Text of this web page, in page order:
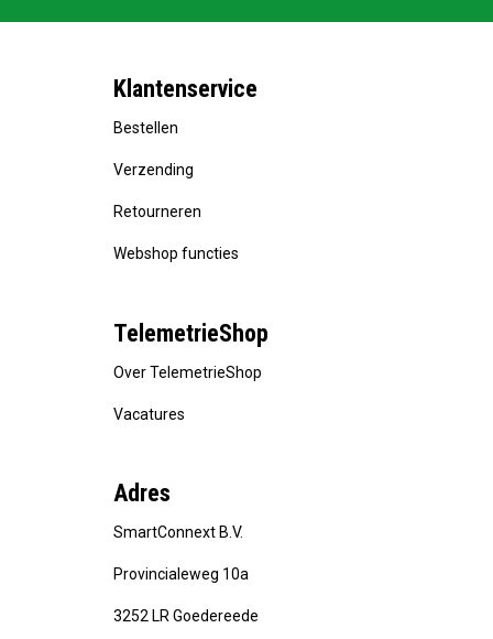
Klantenservice
Bestellen
Verzending
Retourneren
Webshop functies
TelemetrieShop
Over TelemetrieShop
Vacatures
Adres
SmartConnext B.V.
Provincialeweg 10a
3252 LR Goedereede